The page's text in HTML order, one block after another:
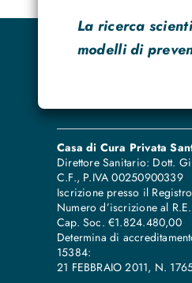
La ricerca
modelli di
Casa di Cura Privata
Direttore Sanitario: Dott.
C.F., P.IVA 00250900339
Iscrizione presso il
Numero d’iscrizione al
Cap. Soc. €1.824.480,00
Determina di
15384:
21 FEBBRAIO 2011, N.